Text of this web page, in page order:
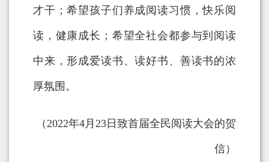
才干；希望孩子们养成阅读习惯，快乐阅
读，健康成长；希望全社会都参与到阅读
中来，形成爱读书、读好书、善读书的浓
厚氛围。
（2022年4月23日致首届全民阅读大会的贺
信）